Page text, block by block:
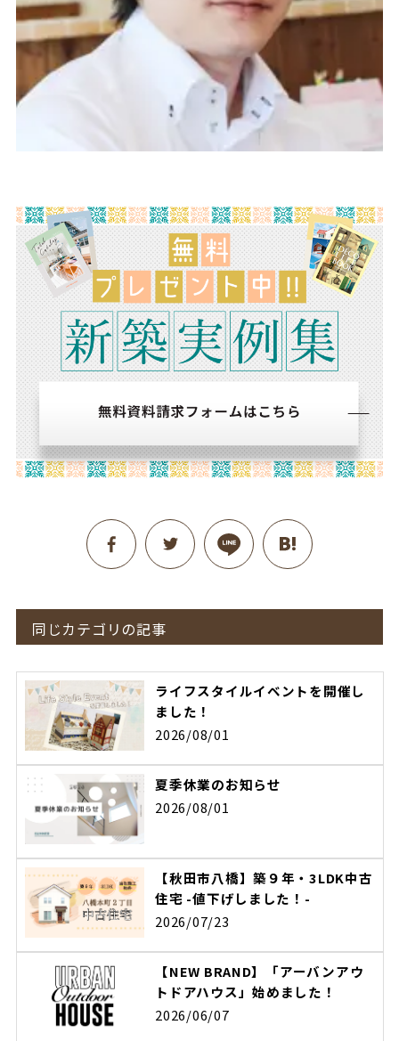
同じカテゴリの記事
ライフスタイルイベントを開催し
ました！
2026/08/01
夏季休業のお知らせ
2026/08/01
【秋田市八橋】築９年・3LDK中古
住宅 -値下げしました！-
2026/07/23
【NEW BRAND】「アーバンアウ
トドアハウス」始めました！
2026/06/07